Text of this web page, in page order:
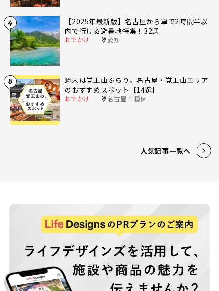
4
【2025年最新版】名古屋から車で2時間半以
内で行ける避暑地特集！32選
おでかけ 愛知
5
週末は覚王山ぶらり。名古屋・覚王山エリア
のおすすめスポット【14選】
おでかけ 名古屋 千種区
人気記事一覧へ